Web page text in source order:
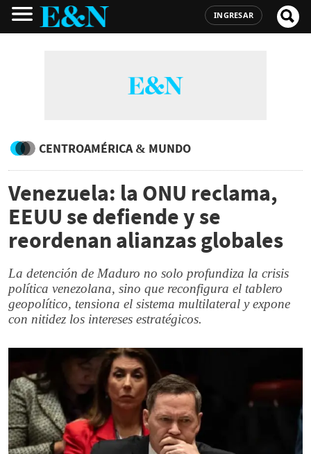
INGRESAR
CENTROAMÉRICA & MUNDO
Venezuela: la ONU reclama,
EEUU se defiende y se
reordenan alianzas globales
La detención de Maduro no solo profundiza la crisis
política venezolana, sino que reconfigura el tablero
geopolítico, tensiona el sistema multilateral y expone
con nitidez los intereses estratégicos.